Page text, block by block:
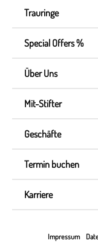
Trauringe
Special Offers %
Über Uns
Mit-Stifter
Geschäfte
Termin buchen
Karriere
Impressum